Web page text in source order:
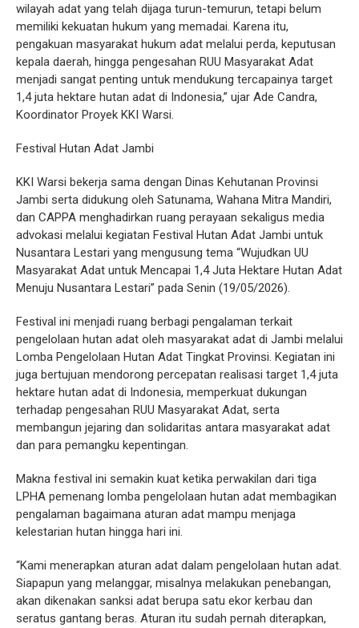
wilayah adat yang telah dijaga turun-temurun, tetapi belum
memiliki kekuatan hukum yang memadai. Karena itu,
pengakuan masyarakat hukum adat melalui perda, keputusan
kepala daerah, hingga pengesahan RUU Masyarakat Adat
menjadi sangat penting untuk mendukung tercapainya target
1,4 juta hektare hutan adat di Indonesia,” ujar Ade Candra,
Koordinator Proyek KKI Warsi.
Festival Hutan Adat Jambi
KKI Warsi bekerja sama dengan Dinas Kehutanan Provinsi
Jambi serta didukung oleh Satunama, Wahana Mitra Mandiri,
dan CAPPA menghadirkan ruang perayaan sekaligus media
advokasi melalui kegiatan Festival Hutan Adat Jambi untuk
Nusantara Lestari yang mengusung tema “Wujudkan UU
Masyarakat Adat untuk Mencapai 1,4 Juta Hektare Hutan Adat
Menuju Nusantara Lestari” pada Senin (19/05/2026).
Festival ini menjadi ruang berbagi pengalaman terkait
pengelolaan hutan adat oleh masyarakat adat di Jambi melalui
Lomba Pengelolaan Hutan Adat Tingkat Provinsi. Kegiatan ini
juga bertujuan mendorong percepatan realisasi target 1,4 juta
hektare hutan adat di Indonesia, memperkuat dukungan
terhadap pengesahan RUU Masyarakat Adat, serta
membangun jejaring dan solidaritas antara masyarakat adat
dan para pemangku kepentingan.
Makna festival ini semakin kuat ketika perwakilan dari tiga
LPHA pemenang lomba pengelolaan hutan adat membagikan
pengalaman bagaimana aturan adat mampu menjaga
kelestarian hutan hingga hari ini.
“Kami menerapkan aturan adat dalam pengelolaan hutan adat.
Siapapun yang melanggar, misalnya melakukan penebangan,
akan dikenakan sanksi adat berupa satu ekor kerbau dan
seratus gantang beras. Aturan itu sudah pernah diterapkan,